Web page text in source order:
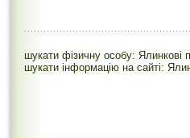
шукати фізичну особу: Ялинкові
шукати інформацію на сайті: